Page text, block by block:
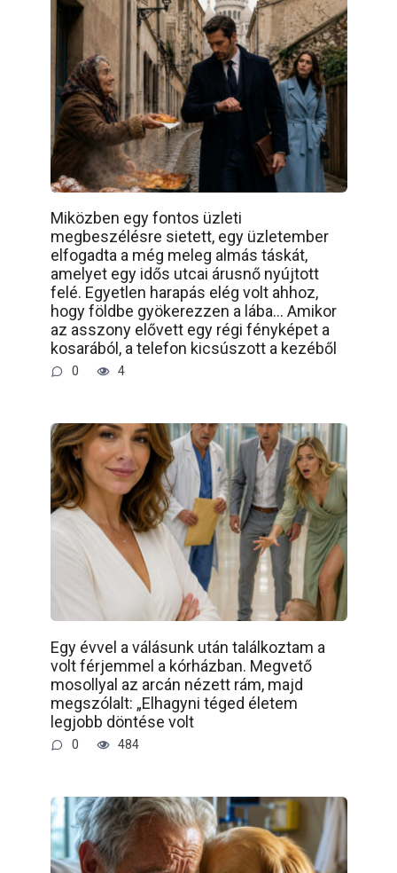
Miközben egy fontos üzleti
megbeszélésre sietett, egy üzletember
elfogadta a még meleg almás táskát,
amelyet egy idős utcai árusnő nyújtott
felé. Egyetlen harapás elég volt ahhoz,
hogy földbe gyökerezzen a lába… Amikor
az asszony elővett egy régi fényképet a
kosarából, a telefon kicsúszott a kezéből
0 4
Egy évvel a válásunk után találkoztam a
volt férjemmel a kórházban. Megvető
mosollyal az arcán nézett rám, majd
megszólalt: „Elhagyni téged életem
legjobb döntése volt
0 484